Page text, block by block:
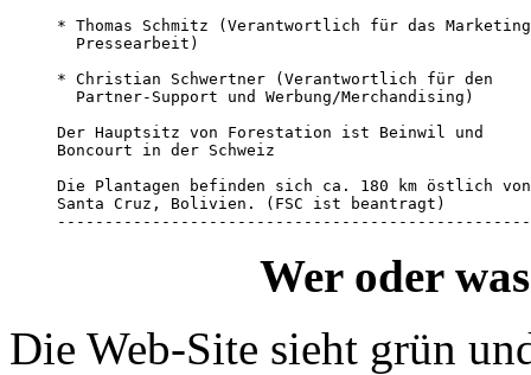
* Thomas Schmitz (Verantwortlich für das
  Pressearbeit)
* Christian Schwertner (Verantwortlich für den
  Partner-Support und Werbung/Merchandising)
Der Hauptsitz von Forestation ist Beinwil und
Boncourt in der Schweiz
Die Plantagen befinden sich ca. 180 km östlich von
Santa Cruz, Bolivien. (FSC ist beantragt)
Wer oder
Die Web-Site sieht grün